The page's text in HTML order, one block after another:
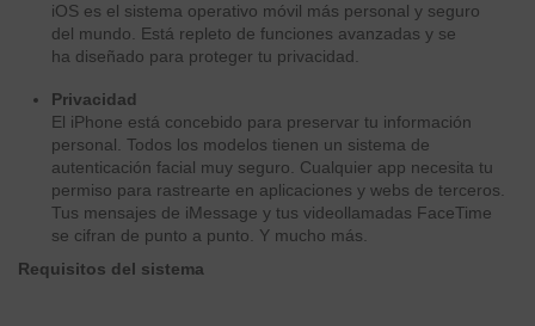
iOS es el sistema operativo móvil más personal y seguro
del mundo. Está repleto de funciones avanzadas y se
ha diseñado para proteger tu privacidad.
Privacidad
El iPhone está concebido para preservar tu información
personal. Todos los modelos tienen un sistema de
autenticación facial muy seguro. Cualquier app necesita tu
permiso para rastrearte en aplicaciones y webs de terceros.
Tus mensajes de iMessage y tus videollamadas FaceTime
se cifran de punto a punto. Y mucho más.
Requisitos del sistema